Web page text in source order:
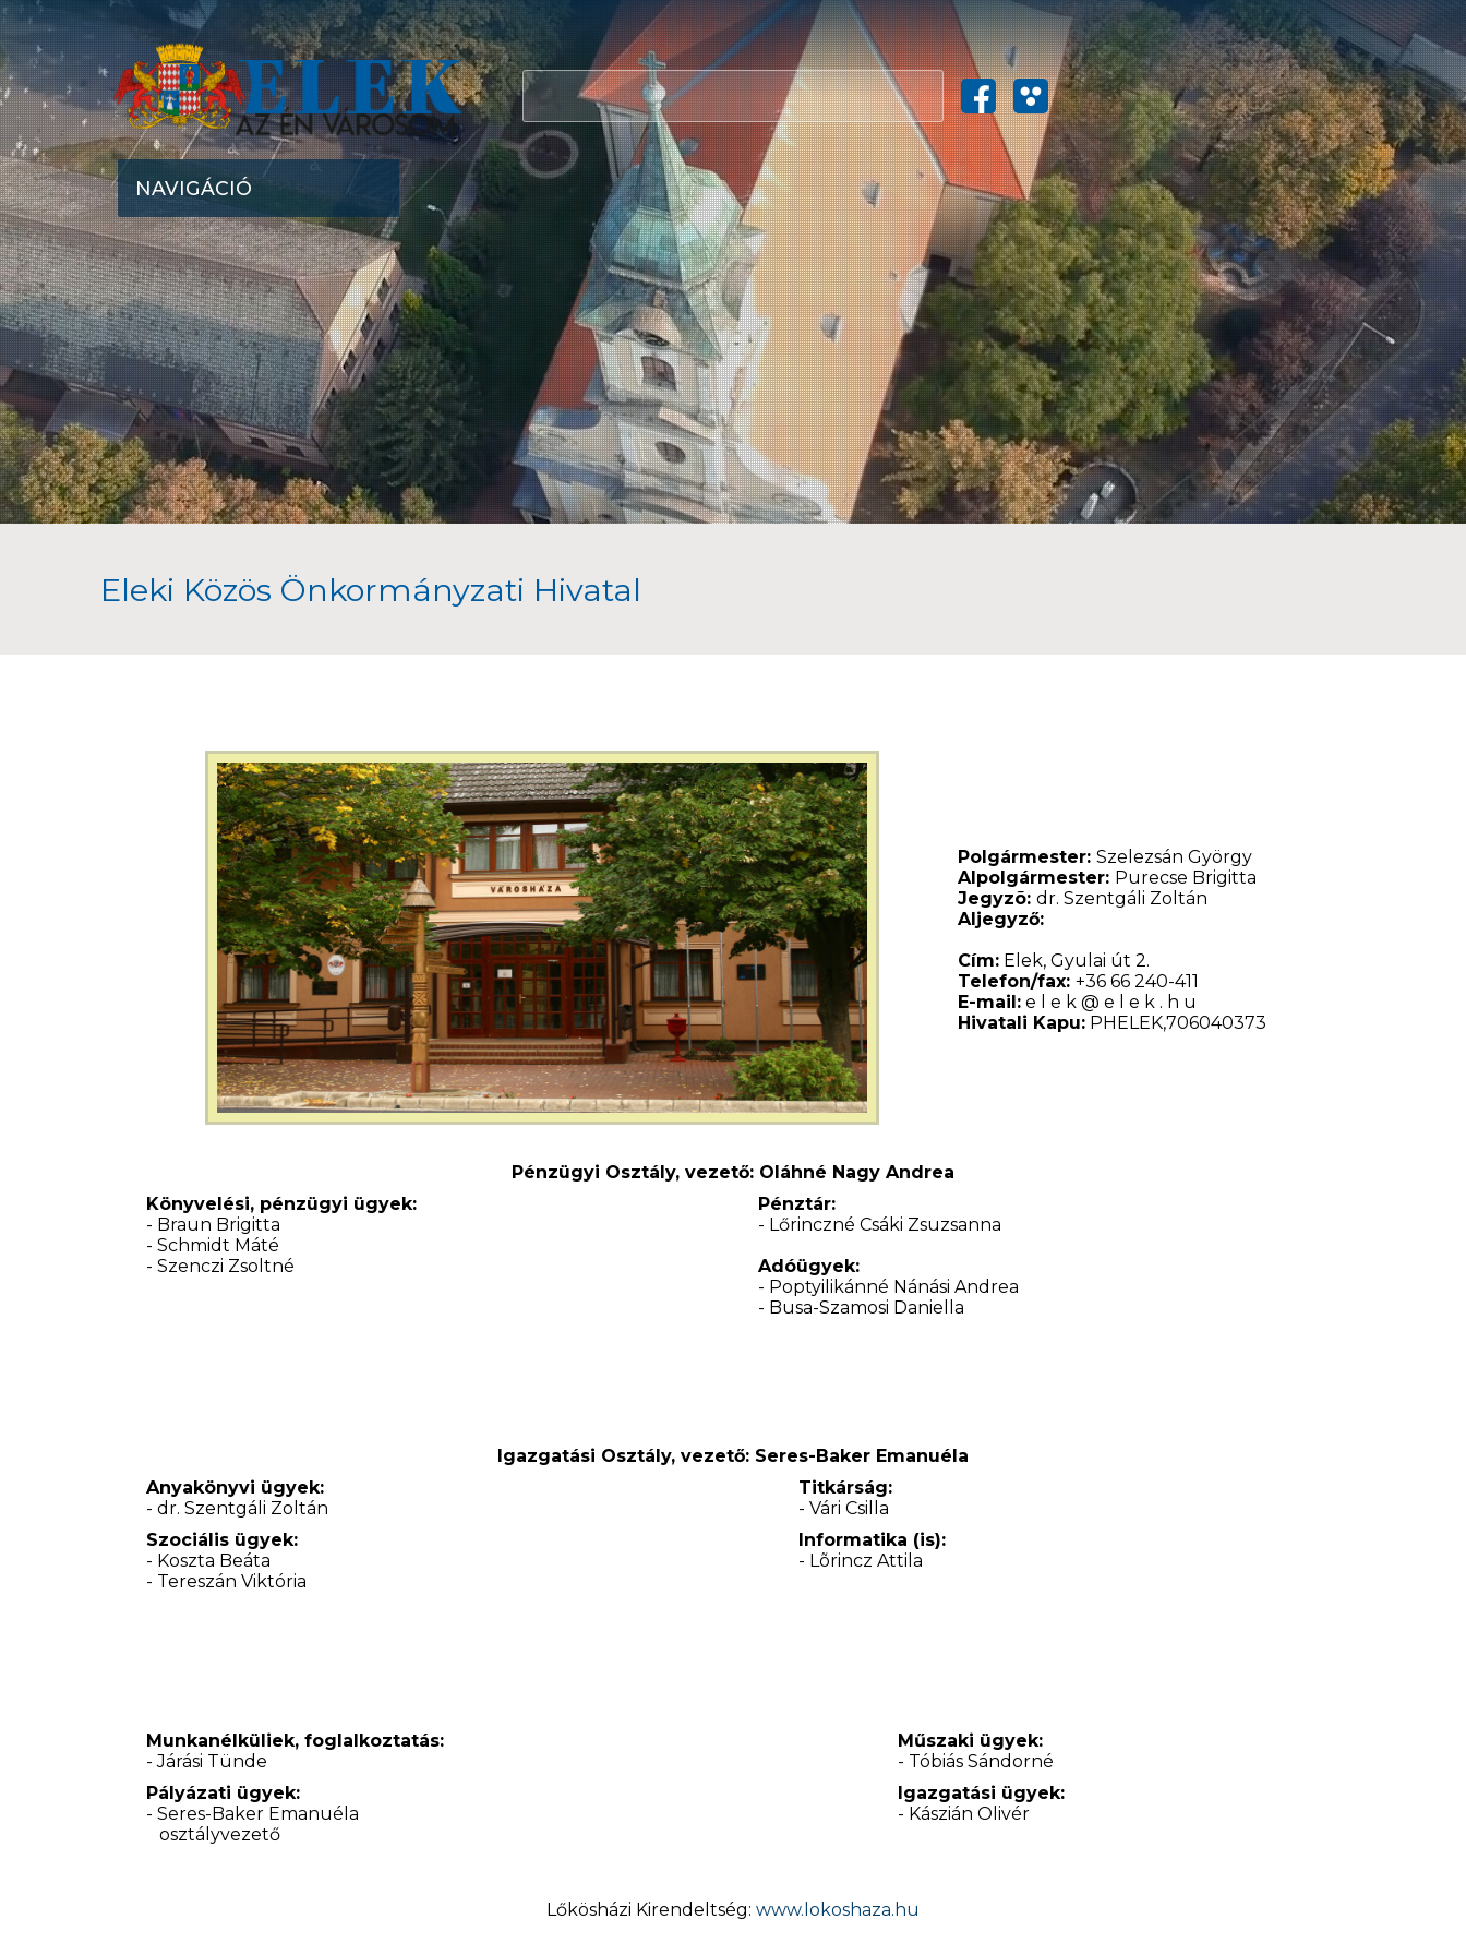
NAVIGÁCIÓ
Polgármester: Szelezsán György
Alpolgármester: Purecse Brigitta
Jegyzõ: dr. Szentgáli Zoltán
Aljegyző:
Cím: Elek, Gyulai út 2.
Telefon/fax: +36 66 240-411
E-mail: e l e k @ e l e k . h u
Hivatali Kapu: PHELEK,706040373
Pénzügyi Osztály, vezető: Oláhné Nagy Andrea
Könyvelési, pénzügyi ügyek:
- Braun Brigitta
- Schmidt Máté
- Szenczi Zsoltné
Pénztár:
- Lőrinczné Csáki Zsuzsanna
Adóügyek:
- Poptyilikánné Nánási Andrea
- Busa-Szamosi Daniella
Igazgatási Osztály, vezető: Seres-Baker Emanuéla
Anyakönyvi ügyek:
- dr. Szentgáli Zoltán
Titkárság:
- Vári Csilla
Szociális ügyek:
- Koszta Beáta
- Tereszán Viktória
Informatika (is):
- Lõrincz Attila
Munkanélküliek, foglalkoztatás:
- Járási Tünde
Műszaki ügyek:
- Tóbiás Sándorné
Pályázati ügyek:
- Seres-Baker Emanuéla
osztályvezető
Igazgatási ügyek:
- Kászián Olivér
Lőkösházi Kirendeltség: www.lokoshaza.hu
Eleki Közös Önkormányzati Hivatal